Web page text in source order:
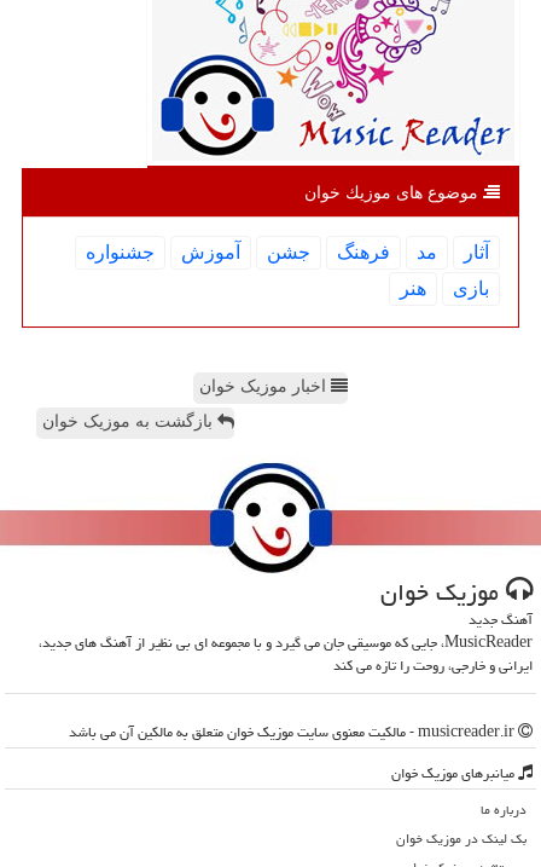
موضوع های موزیك خوان
آثار مد فرهنگ جشن آموزش
جشنواره
بازی
هنر
اخبار موزیک خوان
بازگشت به موزیک خوان
موزیك خوان
آهنگ جدید
MusicReader، جایی که موسیقی جان می گیرد و با مجموعه ای بی نظیر از آهنگ های جدید،
ایرانی و خارجی، روحت را تازه می کند
میانبرهای موزیك خوان
درباره ما
بک لینک در موزیك خوان